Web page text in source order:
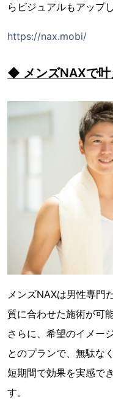
らビジュアルもアップし
https://nax.mobi/
◆ メンズNAXで叶
メンズNAXは男性専門
質に合わせた施術が可能
さらに、希望のイメー
とのプランで、無駄な
短期間で効果を実感で
す。